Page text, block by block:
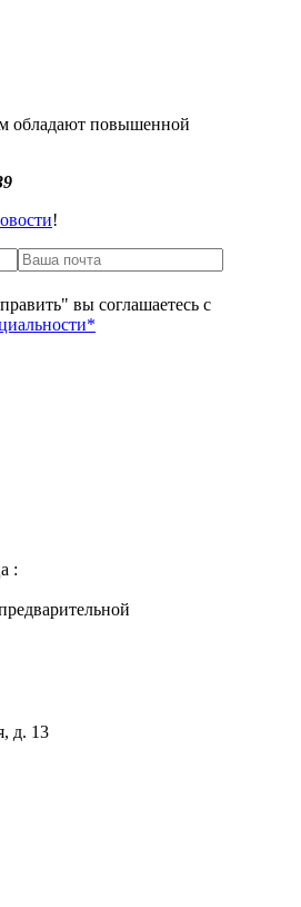
обладают повышенной
!
вы соглашаетесь с
:
д. 13